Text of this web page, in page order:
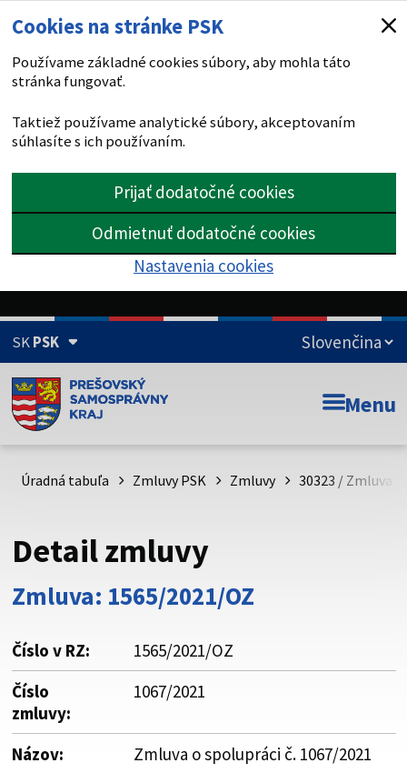
Cookies na stránke PSK
Používame základné cookies súbory, aby mohla táto
stránka fungovať.
Taktiež používame analytické súbory, akceptovaním
súhlasíte s ich používaním.
Prijať dodatočné cookies
Odmietnuť dodatočné cookies
Nastavenia cookies
SKPSK
Doména psk.sk je oficiálna
Toto je oficiálna webová stránka Prešovského
psk.sk.
Buďte pozorní a vždy sa uistite, že zdieľate informácie iba
cez zabezpečenú webovú stránku. Zabezpečená stránka
vždy začína https:// pred názvom domény webového sídla.
Menu
Úradná tabuľa Zmluvy PSK Zmluvy 30323 / Zmluva
Detail zmluvy
Zmluva: 1565/2021/OZ
Číslo v RZ:
1565/2021/OZ
Číslo
zmluvy:
1067/2021
Názov:
Zmluva o spolupráci č. 1067/2021